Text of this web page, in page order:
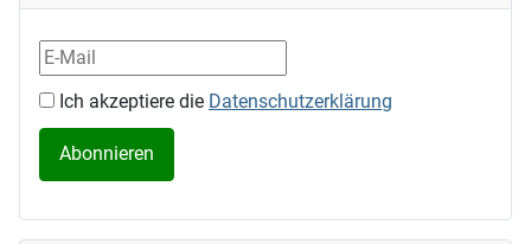
Ich akzeptiere die Datenschutzerklärung